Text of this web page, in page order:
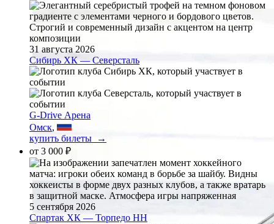
31 августа 2026
Сибирь ХК — Северсталь
G-Drive Арена
Омск,
купить билеты →
от 3 000 ₽
5 сентября 2026
Спартак ХК — Торпедо НН